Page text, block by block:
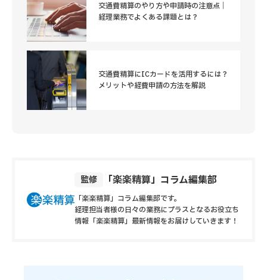
交通費精算のやり方や申請時の注意点｜
経理業務でよくある課題とは？
交通費精算にICカードを活用するには？
メリットや経費申請の方法を解説
監修 「楽楽精算」コラム編集部
「楽楽精算」コラム編集部です。
経理担当者様の日々の業務にプラスとなるお役立ち
情報 「楽楽精算」最新情報をお届けしていきます！